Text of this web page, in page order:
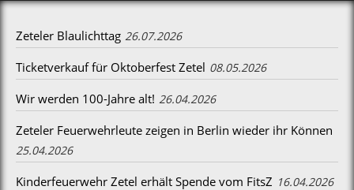
Zeteler Blaulichttag 26.07.2026
Ticketverkauf für Oktoberfest Zetel 08.05.2026
Wir werden 100-Jahre alt! 26.04.2026
Zeteler Feuerwehrleute zeigen in Berlin wieder ihr Können
25.04.2026
Kinderfeuerwehr Zetel erhält Spende vom FitsZ 16.04.2026